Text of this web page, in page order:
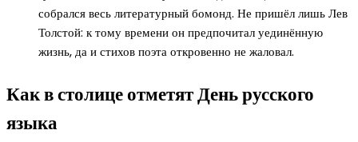
собрался весь литературный бомонд. Не пришёл лишь Лев
Толстой: к тому времени он предпочитал уединённую
жизнь, да и стихов поэта откровенно не жаловал.
Как в столице отметят День русского
языка